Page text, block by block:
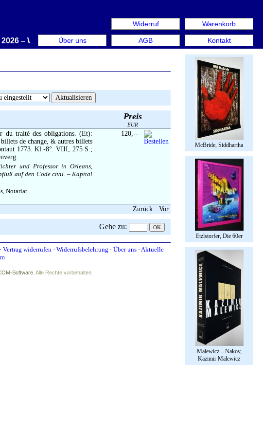
Warenkorb
Kontakt
Widerruf
AGB
Über uns
– Wir stellen aus: Rare Book Week Berlin. Internationale Messe
McBride, Siddhartha
Etzlstorfer, Die 60er
Malewicz – Nakov,
Kazimir Malewicz
Preis
EUR
du traité des obligations. (Et):
de change, & autres billets
1773. Kl.-8°. VIII, 275 S.;
und Professor in Orleans,
auf den Code civil. – Kapital
Notariat
120,--
Zurück · Vor
Gehe zu:
· Vertrag widerrufen · Widerrufsbelehrung · Über uns · Aktuelle
Software . Alle Rechte vorbehalten.